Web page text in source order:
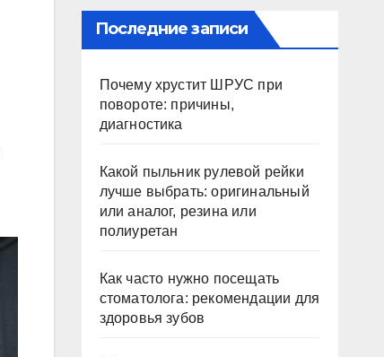
Последние записи
Почему хрустит ШРУС при
повороте: причины,
диагностика
Какой пыльник рулевой рейки
лучше выбрать: оригинальный
или аналог, резина или
полиуретан
Как часто нужно посещать
стоматолога: рекомендации для
здоровья зубов